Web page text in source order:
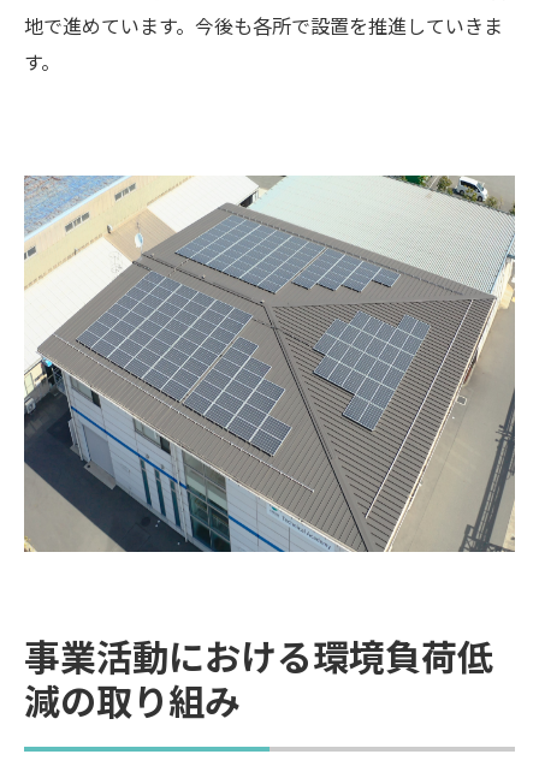
地で進めています。今後も各所で設置を推進していきま
す。
事業活動における環境負荷低
減の取り組み